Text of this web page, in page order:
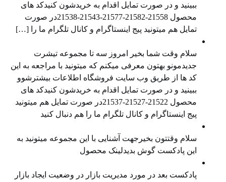
ببینید و در صورت تمایل اقدام به خریدشون کنیدکد های
محصول ⁠21558-21582-21577⁠-⁠21543⁠-⁠21538⁠در صورت
تمایل هم میتونید ⁠پیج اینستاگرام⁠ و ⁠کانال تلگرام⁠ ما را […]
معرفی محصول جدید
سلام وقت شما بخیر امروز سه تا مجموعه تیشرت
جدیدمونو بهتون معرفی میکنم که میتونید با مراجعه به این
کد ها از طریق وب سایت فروشگاه اطلاعات بیشترشوو
ببینید و در صورت تمایل اقدام به خریدشون کنیدکد های
محصول 21522-21527-21537در صورت تمایل هم میتونید
پیج اینستاگرام و کانال تلگرام ما را هم دنبال کنید
معرفی محصول جدید
سلام وقتتون بخیرجهت آشنایی با این مجموعه میتونید به
این پادکست گوش بدیدلینک محصول
مدیریت بازار در وضعیت رکود
پادکست بعد در مورد مدیریت بازار در وضعیت ایجاد بازار